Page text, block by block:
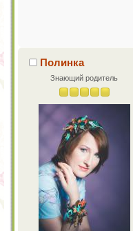
Полинка
Знающий родитель